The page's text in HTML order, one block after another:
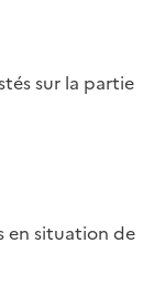
sur la partie
en situation de